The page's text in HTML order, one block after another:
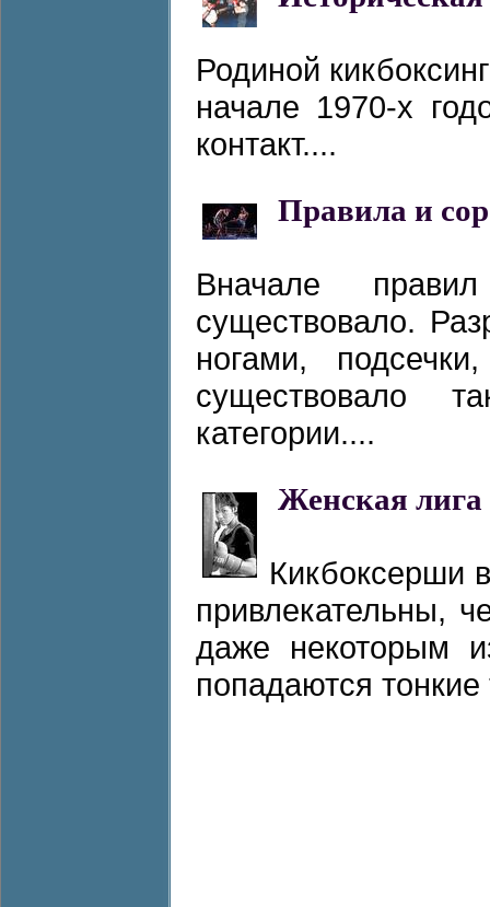
Родиной
начале 1970-х
контакт....
Правила и
Вначале
существовало.
ногами,
существовало
категории....
Женская лига
Кикбоксерши
привлекательны,
даже некоторым
попадаются